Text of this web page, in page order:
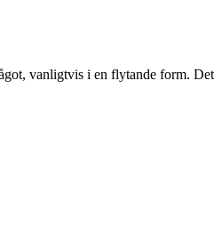
vanligtvis i en flytande form. Det